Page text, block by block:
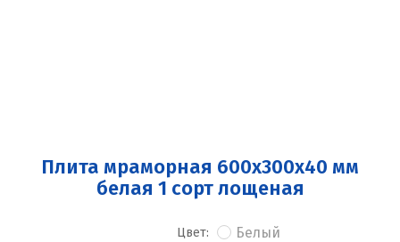
Плита мраморная 600x300x40 мм
белая 1 сорт лощеная
Цвет: Белый